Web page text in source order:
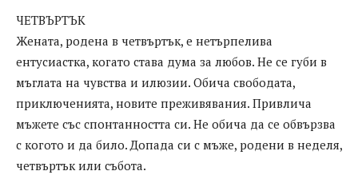
ЧЕТВЪРТЪК
Жената, родена в четвъртък, е нетърпелива
ентусиастка, когато става дума за любов. Не се губи в
мъглата на чувства и илюзии. Обича свободата,
приключенията, новите преживявания. Привлича
мъжете със спонтанността си. Не обича да се обвързва
с когото и да било. Допада си с мъже, родени в неделя,
четвъртък или събота.